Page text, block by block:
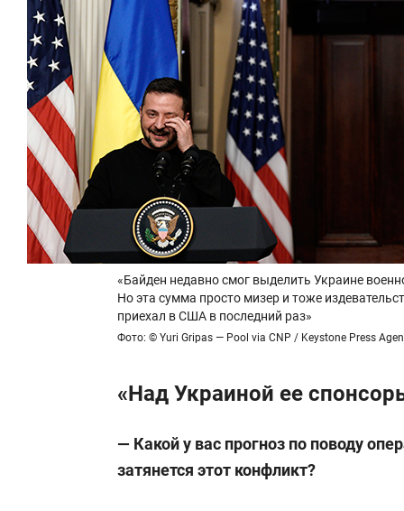
«Байден недавно смог выделить Украине
Но эта сумма просто мизер и тоже
приехал в США в последний раз»
Фото: © Yuri Gripas — Pool via CNP / Keystone Press
«Над Украиной ее
— Какой у вас прогноз по поводу
затянется этот конфликт?